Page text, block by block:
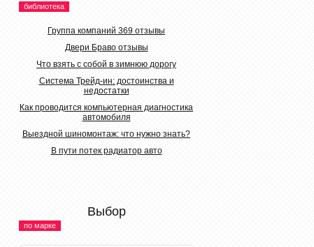
библиотека
Группа компаний 369 отзывы
Двери Браво отзывы
Что взять с собой в зимнюю дорогу
Система Трейд-ин: достоинства и
недостатки
Как проводится компьютерная диагностика
автомобиля
Выездной шиномонтаж: что нужно знать?
В пути потек радиатор авто
Выбор
по марке